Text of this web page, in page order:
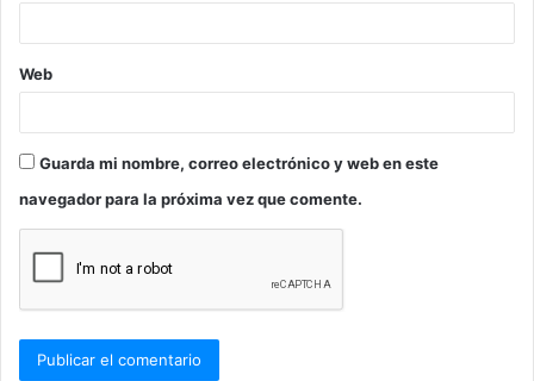
*
Web
Guarda mi nombre, correo electrónico y web en este
navegador para la próxima vez que comente.